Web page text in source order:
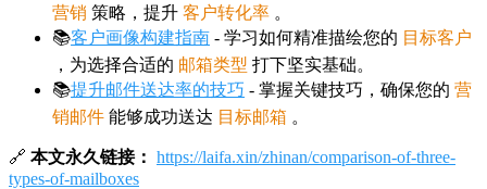
营销 策略，提升 客户转化率 。
📚客户画像构建指南 - 学习如何精准描绘您的 目标客户
，为选择合适的 邮箱类型 打下坚实基础。
📚提升邮件送达率的技巧 - 掌握关键技巧，确保您的 营
销邮件 能够成功送达 目标邮箱 。
🔗 本文永久链接： https://laifa.xin/zhinan/comparison-of-three-
types-of-mailboxes